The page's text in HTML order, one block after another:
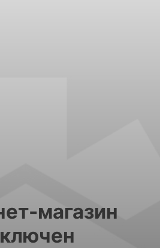
магазин